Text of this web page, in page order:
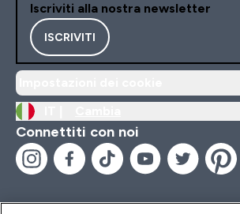
Iscriviti alla nostra newsletter
ISCRIVITI
Connettiti con noi